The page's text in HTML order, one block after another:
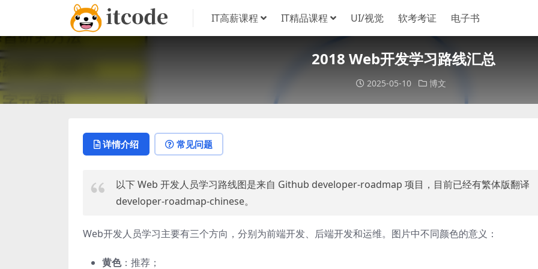
IT高薪课程 IT精品课程 UI/视觉 软考考证 电子书
2018 Web开发学习路线汇总
2025-05-10 博文
详情介绍 常见问题
以下 Web 开发人员学习路线图是来自 Github developer-roadmap 项目，目前已经有繁体版翻译
developer-roadmap-chinese。
Web开发人员学习主要有三个方向，分别为前端开发、后端开发和运维。图片中不同颜色的意义：
黄色：推荐；